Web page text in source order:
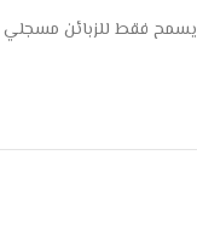
يسمح فقط للزبائن مسجلي